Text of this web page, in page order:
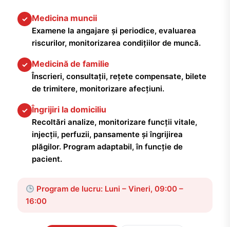
✓ Medicina muncii
Examene la angajare și periodice, evaluarea
riscurilor, monitorizarea condițiilor de muncă.
✓ Medicină de familie
Înscrieri, consultații, rețete compensate, bilete
de trimitere, monitorizare afecțiuni.
✓ Îngrijiri la domiciliu
Recoltări analize, monitorizare funcții vitale,
injecții, perfuzii, pansamente și îngrijirea
plăgilor. Program adaptabil, în funcție de
pacient.
Program de lucru: Luni – Vineri, 09:00 –
16:00